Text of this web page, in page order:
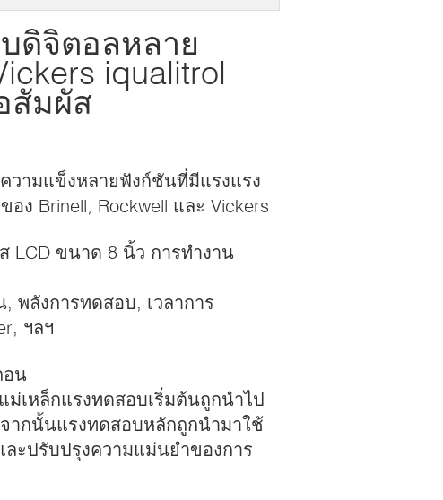
ดิจิตอลหลาย
iqualitrol
สัมผัส
ความแข็งหลายฟังก์ชันที่มีแรงแรง
ง Brinell, Rockwell และ Vickers
LCD ขนาด 8 นิ้ว การทํางาน
พลังการทดสอบ, เวลาการ
ฯลฯ
อน
ม่เหล็กแรงทดสอบเริ่มต้นถูกนําไป
ากนั้นแรงทดสอบหลักถูกนํามาใช้
ะปรับปรุงความแม่นยําของการ